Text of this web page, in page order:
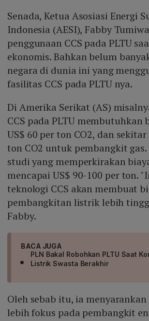
Senada, Ketua Asosiasi Energi
Indonesia (AESI), Fabby
penggunaan CCS pada PLTU
ekonomis. Bahkan belum
negara di dunia ini yang
fasilitas CCS pada PLTU nya.
Di Amerika Serikat (AS)
CCS pada PLTU membutuhkan
US$ 60 per ton CO2, dan sekitar
ton CO2 untuk pembangkit
studi yang memperkirakan
mencapai US$ 90-100 per ton.
teknologi CCS akan membuat
pembangkitan listrik lebih
Fabby.
BACA JUGA
PLN Bakal Robohkan PLTU Saat
Listrik Swasta Berakhir
Oleh sebab itu, ia menyarankan
lebih fokus pada pembangkit